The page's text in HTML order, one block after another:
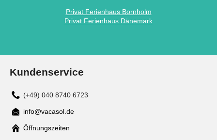
Privat Ferienhaus Bornholm
Privat Ferienhaus Dänemark
Kundenservice
(+49) 040 8740 6723
Mail
info@vacasol.de
Öffnungszeiten